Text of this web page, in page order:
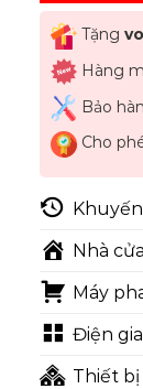
Tặng
Hàng
Bảo
Cho
Nhà
Máy
Điện
Thiết